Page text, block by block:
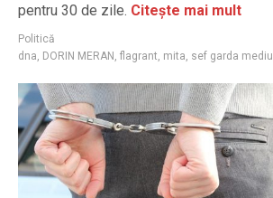
pentru 30 de zile. Citește mai mult
Politică
dna DORIN MERAN flagrant mita sef garda mediu